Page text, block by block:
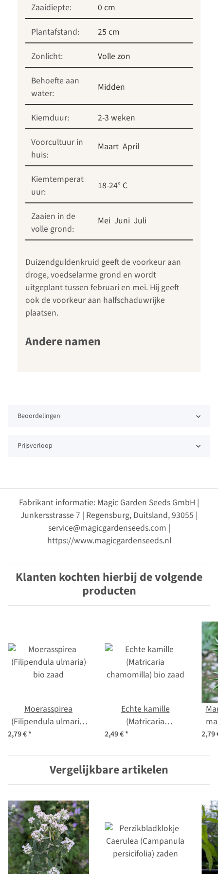
Zaaidiepte:
0 cm
Plantafstand:
25 cm
Zonlicht:
Volle zon
Behoefte aan
water:
Midden
Kiemduur:
2-3 weken
Voorcultuur in
huis:
Maart April
Kiemtemperat
uur:
18-24° C
Zaaien in de
volle grond:
Mei Juni Juli
Duizendguldenkruid geeft de voorkeur aan
droge, voedselarme grond en wordt
uitgeplant tussen februari en mei. Hij geeft
ook de voorkeur aan halfschaduwrijke
plaatsen.
Andere namen
Beoordelingen
Prijsverloop
Fabrikant informatie: Magic Garden Seeds GmbH |
Junkersstrasse 7 | Regensburg, Duitsland, 93055 |
service@magicgardenseeds.com |
https://www.magicgardenseeds.nl
Klanten kochten hierbij de volgende
producten
Moerasspirea
(Filipendula ulmaria)
2,79 €*
Echte kamille
(Matricaria
chamomilla) bio zaad
2,49 €* 2,79
Vergelijkbare artikelen